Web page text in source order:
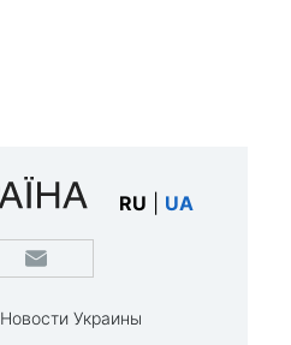
RU UA
Новости Украины